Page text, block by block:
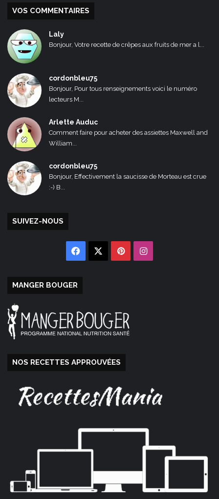
VOS COMMENTAIRES
Laly
Bonjour, Votre recette de crêpes aux fruits de mer a l...
cordonbleu75
Bonjour, Pour tous renseignements voici le numéro
lecteurs M...
Arlette Auduc
Comment faire pour acheter des assiettes Maxwell and
William...
cordonbleu75
Bonjour, Effectivement la saucisse de Morteau est crue
:-) B...
SUIVEZ-NOUS
Facebook PinterestInstagram
MANGER BOUGER
NOS RECETTES APPROUVÉES